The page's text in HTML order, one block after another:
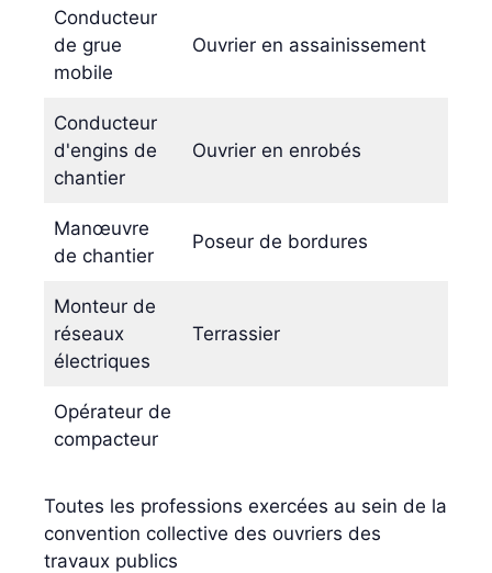
Conducteur
de grue
mobile
Ouvrier en assainissement
Conducteur
d'engins de
chantier
Ouvrier en enrobés
Manœuvre
de chantier
Poseur de bordures
Monteur de
réseaux
électriques
Terrassier
Opérateur de
compacteur
Toutes les professions exercées au sein de la
convention collective des ouvriers des
travaux publics